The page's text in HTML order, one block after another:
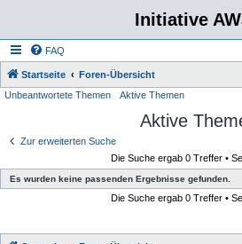
Initiative
FAQ
Startseite Foren-Übersicht
Unbeantwortete Themen Aktive Themen
Aktive
Zur erweiterten Suche
Die Suche ergab 0 Treffer •
Es wurden keine passenden Ergebnisse gefunden.
Die Suche ergab 0 Treffer •